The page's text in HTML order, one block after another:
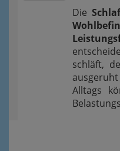
Die
schläft,
Alltags